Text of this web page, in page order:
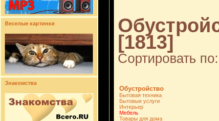
Веселые картинки
Знакомства
[1813]
Сортировать
Обустройство
Бытовая техника
Бытовые услуги
Интерьер
Мебель
Товары для дома